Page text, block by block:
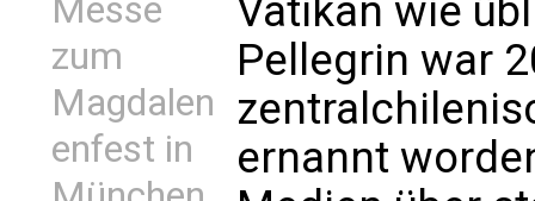
Messe
zum
Magdalen
enfest in
Vatikan wie
Pellegrin war
ernannt